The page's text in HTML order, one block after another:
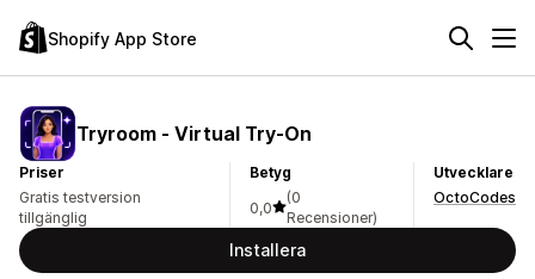
Shopify App Store
Tryroom ‑ Virtual Try‑On
Priser
Gratis testversion
tillgänglig
Betyg
0,0
(0
Recensioner)
Utvecklare
OctoCodes
Installera